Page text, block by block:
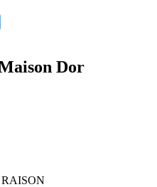
Dor
RAISON